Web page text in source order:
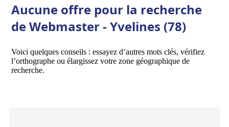
Aucune offre pour la recherche
de Webmaster - Yvelines (78)
Voici quelques conseils : essayez d’autres mots clés, vérifiez
l’orthographe ou élargissez votre zone géographique de
recherche.